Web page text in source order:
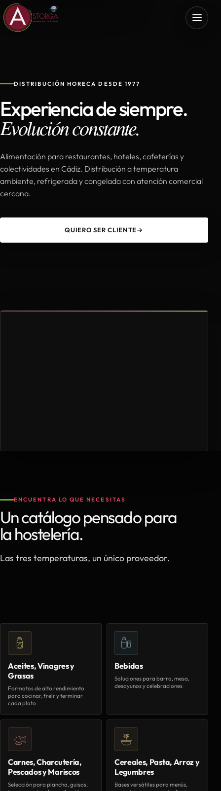
DISTRIBUCIÓN HORECA DESDE 1977
Experiencia de siempre.
Evolución constante.
Alimentación para restaurantes, hoteles, cafeterías y
colectividades en Cádiz. Distribución a temperatura
ambiente, refrigerada y congelada con atención comercial
cercana.
QUIERO SER CLIENTE→
ENCUENTRA LO QUE NECESITAS
Un catálogo pensado para
la hostelería.
Las tres temperaturas, un único proveedor.
Aceites, Vinagres y
Grasas
Formatos de alto rendimiento
para cocinar, freír y terminar
cada plato
Bebidas
Soluciones para barra, mesa,
desayunos y celebraciones
Carnes, Charcutería,
Pescados y Mariscos
Selección para plancha, guisos,
Cereales, Pasta, Arroz y
Legumbres
Bases versátiles para menús,